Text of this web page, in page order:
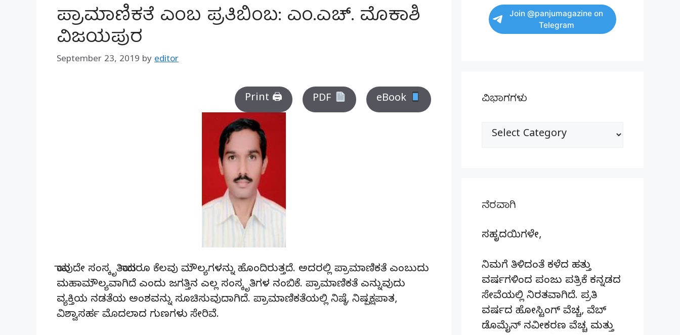
ಪ್ರಾಮಾಣಿಕತೆ ಎಂಬ ಪ್ರತಿಬಿಂಬ: ಎಂ.ಎಚ್. ಮೊಕಾಶಿ
ವಿಜಯಪುರ
September 23, 2019 by editor
Print 🖨 PDF eBook
ಯಾವುದೇ ಸಂಸ್ಕೃತಿಯಾದರೂ ಕೆಲವು ಮೌಲ್ಯಗಳನ್ನು ಹೊಂದಿರುತ್ತದೆ. ಅದರಲ್ಲಿ ಪ್ರಾಮಾಣಿಕತೆ ಎಂಬುದು
ಮಹಾಮೌಲ್ಯವಾಗಿದೆ ಎಂದು ಜಗತ್ತಿನ ಎಲ್ಲ ಸಂಸ್ಕೃತಿಗಳ ನಂಬಿಕೆ. ಪ್ರಾಮಾಣಿಕತೆ ಎನ್ನುವುದು
ವ್ಯಕ್ತಿಯ ನಡತೆಯ ಅಂಶವನ್ನು ಸೂಚಿಸುವುದಾಗಿದೆ. ಪ್ರಾಮಾಣಿಕತೆಯಲ್ಲಿ ನಿಷ್ಠೆ, ನಿಷ್ಪಕ್ಷಪಾತ,
ವಿಶ್ವಾಸರ್ಹ ಮೊದಲಾದ ಗುಣಗಳು ಸೇರಿವೆ.
Join @panjumagazine on
Telegram
ವಿಭಾಗಗಳು
ವಿಭಾಗಗಳು
ನೆರವಾಗಿ
ಸಹೃದಯಿಗಳೇ,
ನಿಮಗೆ ತಿಳಿದಂತೆ ಕಳೆದ ಹತ್ತು
ವರ್ಷಗಳಿಂದ ಪಂಜು ಪತ್ರಿಕೆ ಕನ್ನಡದ
ಸೇವೆಯಲ್ಲಿ ನಿರತವಾಗಿದೆ. ಪ್ರತಿ
ವರ್ಷದ ಹೋಸ್ಟಿಂಗ್‌ ವೆಚ್ಚ, ವೆಬ್‌
ಡೊಮೈನ್‌ ನವೀಕರಣ ವೆಚ್ಚ ಮತ್ತು